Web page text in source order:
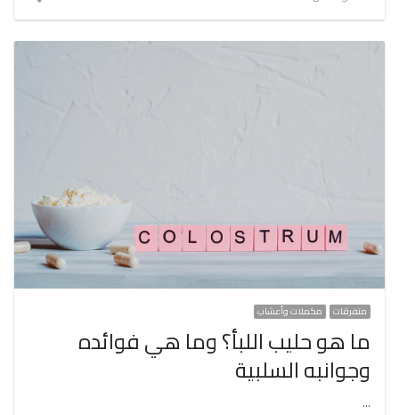
متفرقات مكملات وأعشاب
ما هو حليب اللبأ؟ وما هي فوائده
وجوانبه السلبية
…